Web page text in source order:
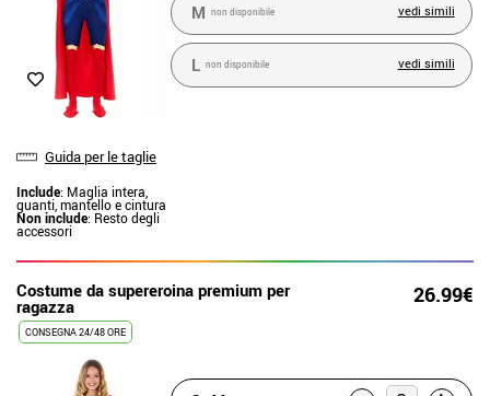
Guida per le taglie
Include: Maglia intera,
guanti, mantello e cintura
Non include: Resto degli
accessori
M non disponibile vedi simili
L non disponibile vedi simili
Costume da supereroina premium per
ragazza 26.99€
CONSEGNA 24/48 ORE